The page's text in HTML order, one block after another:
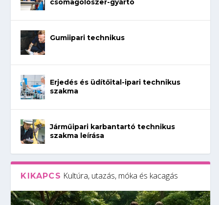
csomagolószer-gyártó
Gumiipari technikus
Erjedés és üdítőital-ipari technikus
szakma
Járműipari karbantartó technikus
szakma leírása
KIKAPCS Kultúra, utazás, móka és kacagás